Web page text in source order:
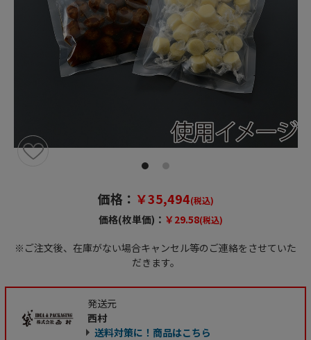
価格： ￥35,494(税込)
価格(枚単価)： ￥29.58(税込)
※ご注文後、在庫がない場合キャンセル等のご連絡をさせていた
だきます。
発送元
西村
送料対策に！商品はこちら